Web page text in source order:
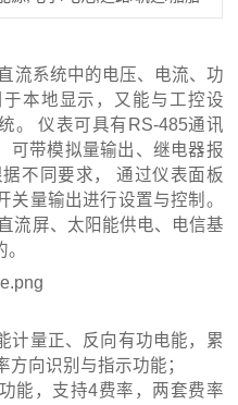
流系统中的电压、电流、功
本地显示，又能与工控设
。 仪表可具有RS-485通讯
可带模拟量输出、继电器报
不同要求， 通过仪表面板
量输出进行设置与控制。
流屏、太阳能供电、电信基
量正、反向有功电能，累
向识别与指示功能；
能，支持4费率，两套费率